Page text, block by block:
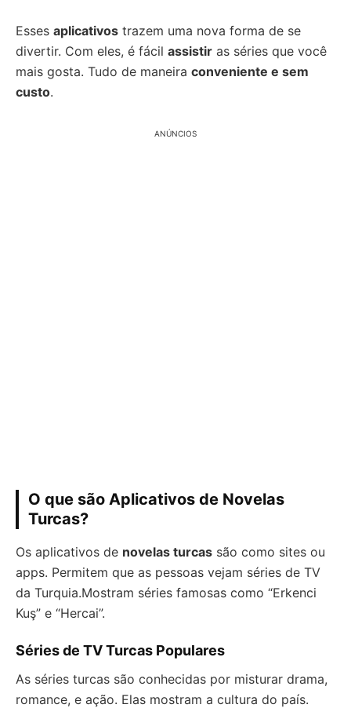
Esses aplicativos trazem uma nova forma de se
divertir. Com eles, é fácil assistir as séries que você
mais gosta. Tudo de maneira conveniente e sem
custo.
ANÚNCIOS
O que são Aplicativos de Novelas
Turcas?
Os aplicativos de novelas turcas são como sites ou
apps. Permitem que as pessoas vejam séries de TV
da Turquia.Mostram séries famosas como “Erkenci
Kuş” e “Hercai”.
Séries de TV Turcas Populares
As séries turcas são conhecidas por misturar drama,
romance, e ação. Elas mostram a cultura do país.